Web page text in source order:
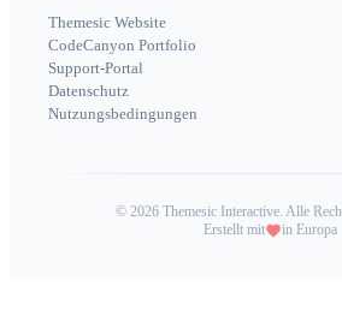
Themesic Website
CodeCanyon Portfolio
Support-Portal
Datenschutz
Nutzungsbedingungen
© 2026 Themesic Interactive. Alle
Erstellt mit
in Europa